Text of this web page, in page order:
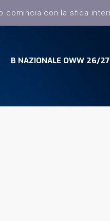
B NAZIONALE OWW 26/27